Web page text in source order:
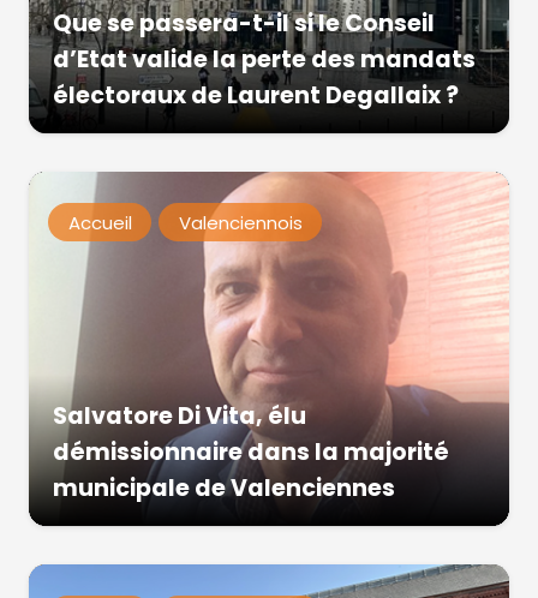
Que se passera-t-il si le Conseil
d’Etat valide la perte des mandats
électoraux de Laurent Degallaix ?
Accueil Valenciennois
Salvatore Di Vita, élu
démissionnaire dans la majorité
municipale de Valenciennes